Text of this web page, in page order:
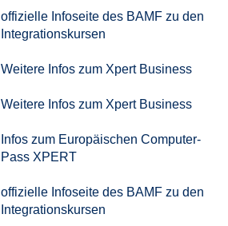
offizielle Infoseite des BAMF zu den
Integrationskursen
Weitere Infos zum Xpert Business
Weitere Infos zum Xpert Business
Infos zum Europäischen Computer-
Pass XPERT
offizielle Infoseite des BAMF zu den
Integrationskursen